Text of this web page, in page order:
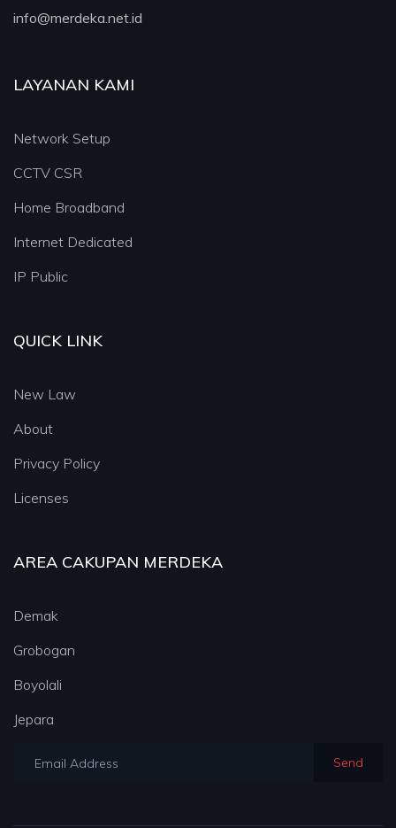
info@merdeka.net.id
LAYANAN KAMI
Network Setup
CCTV CSR
Home Broadband
Internet Dedicated
IP Public
QUICK LINK
New Law
About
Privacy Policy
Licenses
AREA CAKUPAN MERDEKA
Demak
Grobogan
Boyolali
Jepara
Send